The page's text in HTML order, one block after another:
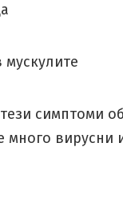
мускулите
симптоми
много вирусни